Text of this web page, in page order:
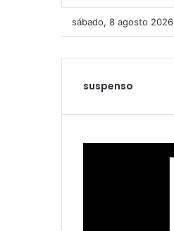
sábado, 8 agosto 2026
suspenso